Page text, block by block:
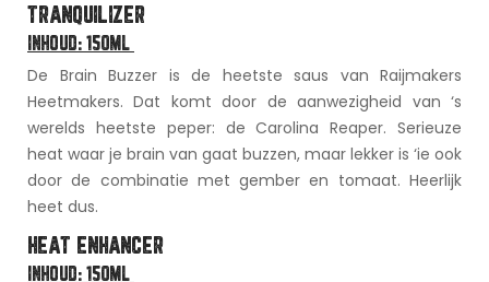
TRANQUILIZER
INHOUD: 150ML
De Brain Buzzer is de heetste saus van Raijmakers
Heetmakers. Dat komt door de aanwezigheid van ‘s
werelds heetste peper: de Carolina Reaper. Serieuze
heat waar je brain van gaat buzzen, maar lekker is ‘ie ook
door de combinatie met gember en tomaat. Heerlijk
heet dus.
HEAT ENHANCER
INHOUD: 150ML